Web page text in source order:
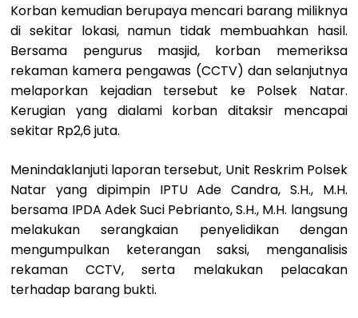
Korban kemudian berupaya mencari barang miliknya
di sekitar lokasi, namun tidak membuahkan hasil.
Bersama pengurus masjid, korban memeriksa
rekaman kamera pengawas (CCTV) dan selanjutnya
melaporkan kejadian tersebut ke Polsek Natar.
Kerugian yang dialami korban ditaksir mencapai
sekitar Rp2,6 juta.
Menindaklanjuti laporan tersebut, Unit Reskrim Polsek
Natar yang dipimpin IPTU Ade Candra, S.H., M.H.
bersama IPDA Adek Suci Pebrianto, S.H., M.H. langsung
melakukan serangkaian penyelidikan dengan
mengumpulkan keterangan saksi, menganalisis
rekaman CCTV, serta melakukan pelacakan
terhadap barang bukti.